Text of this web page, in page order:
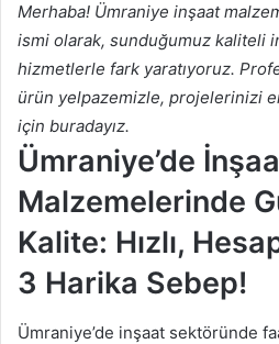
Merhaba! Ümraniye inşaat
ismi olarak, sunduğumuz kaliteli
hizmetlerle fark yaratıyoruz.
ürün yelpazemizle, projelerinizi
için buradayız.
Ümraniye’de
Malzemelerinde
Kalite: Hızlı,
3 Harika Sebep!
Ümraniye’de inşaat sektöründe